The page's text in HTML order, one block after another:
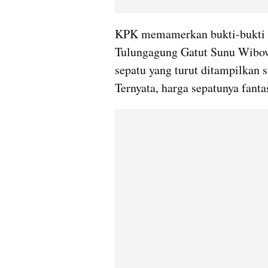
KPK memamerkan bukti-
Tulungagung Gatut Sunu
sepatu yang turut ditampilkan
Ternyata, harga sepatunya